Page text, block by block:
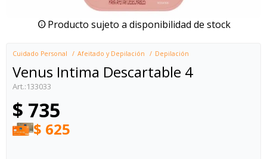
Producto sujeto a disponibilidad de stock
Cuidado Personal Afeitado y Depilación Depilación
Venus Intima Descartable 4
133033
$ 735
$ 625